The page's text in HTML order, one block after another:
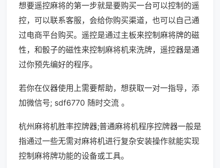
想要遥控麻将的第一步就是要购买一台可以控制的遥
控，可以联系客服，会给你购买渠道，也可以自己通
过电商平台购买。遥控是通过主板来控制麻将牌的磁
性，和骰子的磁性来控制麻将机来洗牌，遥控器是通
过你预先编好的程序。
若你在仪器使用上需要帮助，想获取一对一指导，添
加微信号; sdf6770 随时交流 。
杭州麻将机胜率控牌器;普通麻将机程序控牌器一般是
指通过一些无需对麻将机进行复杂安装操作就能实现
控制麻将牌功能的设备或工具。